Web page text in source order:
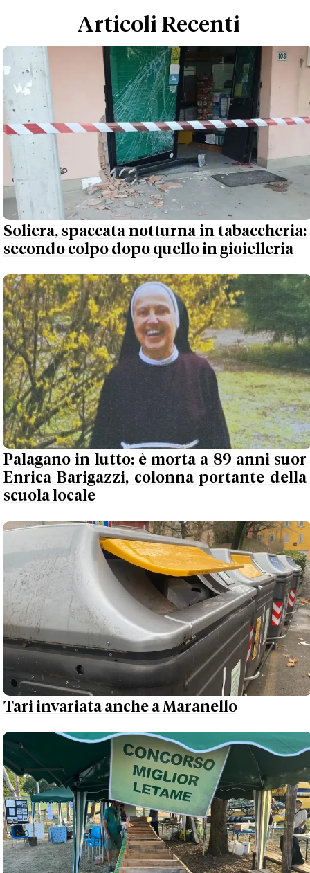
Articoli Recenti
Soliera, spaccata notturna in tabaccheria:
secondo colpo dopo quello in gioielleria
Palagano in lutto: è morta a 89 anni suor
Enrica Barigazzi, colonna portante della
scuola locale
Tari invariata anche a Maranello